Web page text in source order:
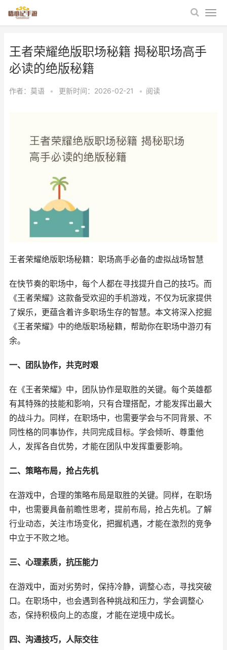
王者荣耀绝版职场秘籍 揭秘职场高手
必读的绝版秘籍
作者： 莫语 • 更新时间：2026-02-21 • 阅读
王者荣耀绝版职场秘籍：职场高手必备的虚拟战场智慧
在快节奏的职场中，每个人都在寻找提升自己的技巧。而
《王者荣耀》这款备受欢迎的手机游戏，不仅为玩家提供
了娱乐，更蕴含着许多职场生存的智慧。本文将深入挖掘
《王者荣耀》中的绝版职场秘籍，帮助你在职场中游刃有
余。
一、团队协作，共克时艰
在《王者荣耀》中，团队协作是取胜的关键。每个英雄都
有其特殊的技能和影响，只有合理搭配，才能发挥出最大
的战斗力。同样，在职场中，也需要学会与不同背景、不
同性格的同事协作，共同完成目标。学会倾听、尊重他
人，发挥各自优势，才能在团队中发挥重要影响。
二、策略布局，抢占先机
在游戏中，合理的策略布局是取胜的关键。同样，在职场
中，也需要具备前瞻性思考，提前布局，抢占先机。了解
行业动态，关注市场变化，把握机遇，才能在激烈的竞争
中立于不败之地。
三、心理素质，抗压能力
在游戏中，面对劣势时，保持冷静，调整心态，寻找突破
口。在职场中，也会遇到各种挑战和压力，学会调整心
态，保持积极向上的态度，才能在逆境中成长。
四、沟通技巧，人际交往